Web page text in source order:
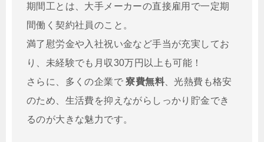
期間工とは、大手メーカーの直接雇用で一定期
間働く契約社員のこと。
満了慰労金や入社祝い金など手当が充実してお
り、未経験でも月収30万円以上も可能！
さらに、多くの企業で寮費無料 、光熱費も格安
のため、生活費を抑えながらしっかり貯金でき
るのが大きな魅力です。